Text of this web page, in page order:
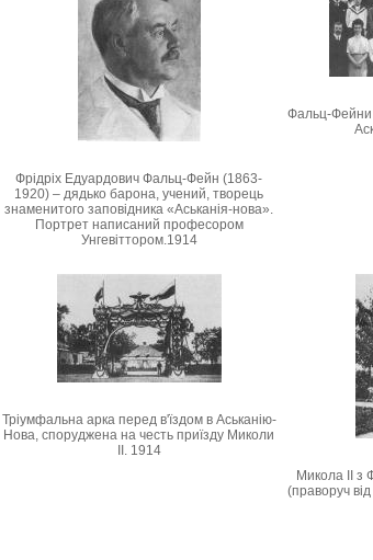
Фрідріх Едуардович Фальц-Фейн (1863-
1920) – дядько барона, учений, творець
знаменитого заповідника «Аськанія-нова».
Портрет написаний професором
Унгевіттором.1914
Фальц-Фейни
Тріумфальна арка перед в'їздом в Аськанію-
Нова, споруджена на честь приїзду Миколи
II. 1914
Микола II з
(праворуч